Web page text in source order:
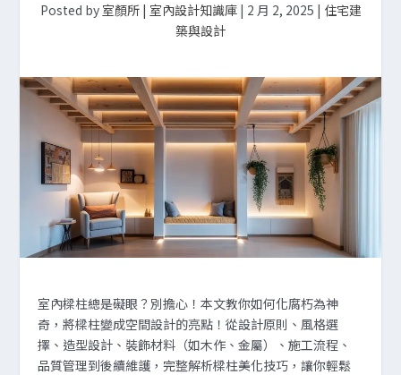
Posted by 室顏所 | 室內設計知識庫| 2 月 2, 2025 | 住宅建
築與設計
室內樑柱總是礙眼？別擔心！本文教你如何化腐朽為神
奇，將樑柱變成空間設計的亮點！從設計原則、風格選
擇、造型設計、裝飾材料（如木作、金屬）、施工流程、
品質管理到後續維護，完整解析樑柱美化技巧，讓你輕鬆